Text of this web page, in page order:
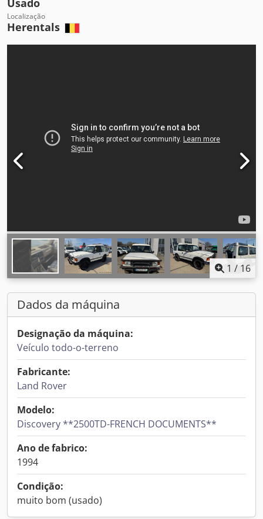
Usado
Localização
Herentals
1 / 16
Dados da máquina
Designação da máquina:
Veículo todo-o-terreno
Fabricante:
Land Rover
Modelo:
Discovery **2500TD-FRENCH DOCUMENTS**
Ano de fabrico:
1994
Condição:
muito bom (usado)